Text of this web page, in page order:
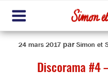
contenu
principal
Me
Publié
24 mars 2017 parSimon et
Discorama #4